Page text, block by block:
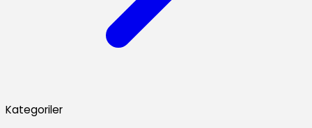
Kategoriler